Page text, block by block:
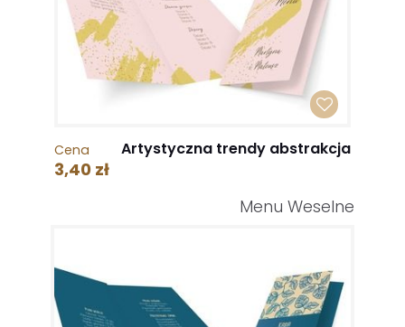
Cena
3,40 zł
Artystyczna trendy abstrakcja
Menu Weselne